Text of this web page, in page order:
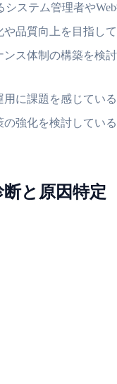
システム管理者や
や品質向上を目指し
ス体制の構築を検
用に課題を感じてい
の強化を検討してい
と原因特定